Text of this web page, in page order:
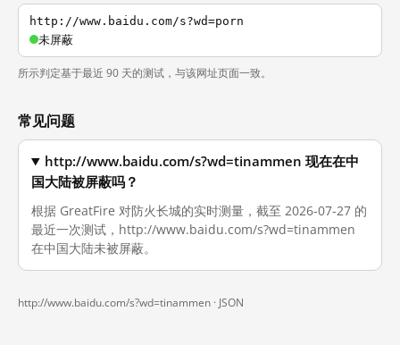
http://www.baidu.com/s?wd=porn
未屏蔽
所示判定基于最近 90 天的测试，与该网址页面一致。
常见问题
http://www.baidu.com/s?wd=tinammen 现在在中
国大陆被屏蔽吗？
根据 GreatFire 对防火长城的实时测量，截至 2026-07-27 的
最近一次测试，http://www.baidu.com/s?wd=tinammen
在中国大陆未被屏蔽。
http://www.baidu.com/s?wd=tinammen · JSON